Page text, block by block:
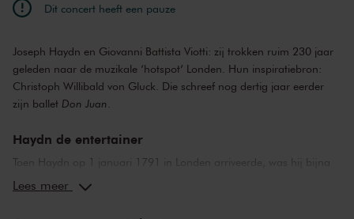
Dit concert heeft een pauze
Joseph Haydn en Giovanni Battista Viotti: zij trokken ruim 230 jaar
geleden naar de muzikale ‘hotspot’ Londen. Hun inspiratiebron:
Christoph Willibald von Gluck. Die schreef nog dertig jaar eerder
zijn ballet Don Juan
Haydn de entertainer
Toen Haydn op 1 januari 1791 in Londen arriveerde, was hij bijna
zestig en een beroemdheid die nog nauwelijks buiten Oostenrijk
Lees meer